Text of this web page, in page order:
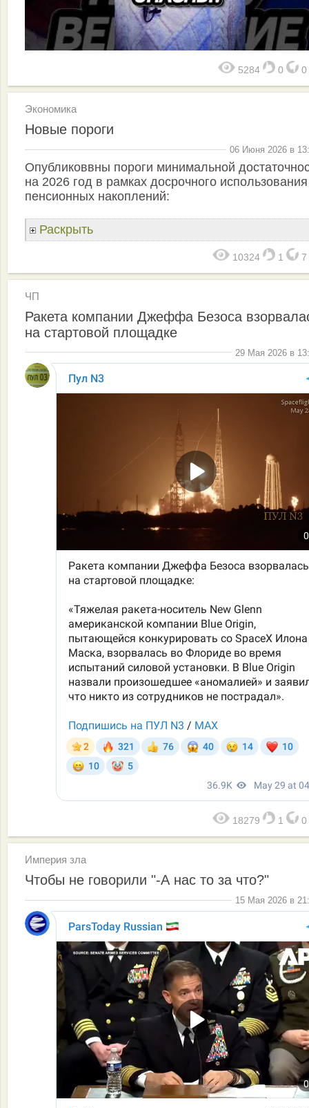
5284 0 0
Экономика
Новые пороги
06 Июня 2026 в
Опубликоввны пороги минимальной
на 2026 год в рамках досрочного использования
пенсионных накоплений:
Раскрыть
10324 1 7
ЧП
Ракета компании Джеффа Безоса
на стартовой площадке
29 Мая 2026 в
18279 1 0
Империя зла
Чтобы не говорили "-А нас то за что?"
15 Мая 2026 в